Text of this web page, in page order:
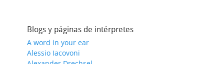
Blogs y páginas de intérpretes
A word in your ear
Alessio Iacovoni